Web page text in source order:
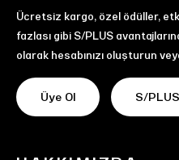
Ücretsiz kargo, özel ödüller,
fazlası gibi S/PLUS
olarak hesabınızı oluşturun
Üye Ol S/